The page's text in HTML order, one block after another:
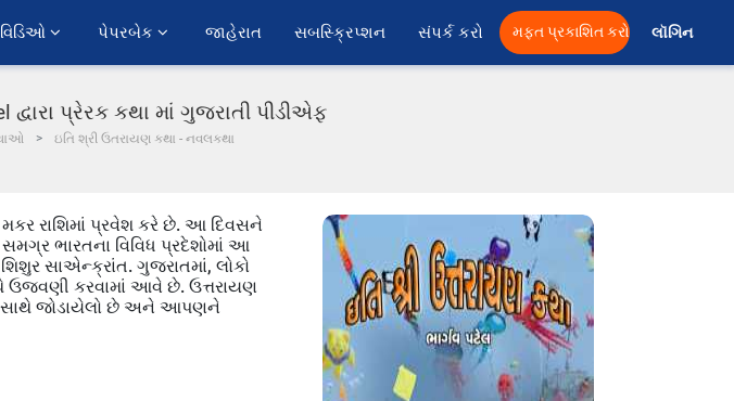
વિડિઓ પેપરબેક જાહેરાત સબસ્ક્રિપ્શન સંપર્ક કરો મફત પ્રકાશિત કરો લૉગિન
પ્રેરક કથા માં ગુજરાતી પીડીએફ
ઇતિ શ્રી ઉતરાયણ કથા - નવલકથા
રાશિમાં પ્રવેશ કરે છે. આ દિવસને
સમગ્ર ભારતના વિવિધ પ્રદેશોમાં આ
સાએન્ક્રાંત. ગુજરાતમાં, લોકો
કરવામાં આવે છે. ઉત્તરાયણ
સાથે જોડાયેલો છે અને આપણને